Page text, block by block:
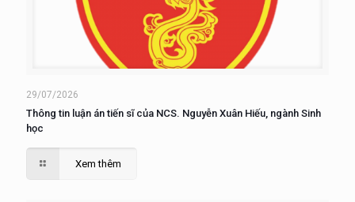
29/07/2026
Thông tin luận án tiến sĩ của NCS. Nguyễn Xuân Hiếu, ngành Sinh
học
Xem thêm